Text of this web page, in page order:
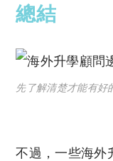
總結
先了解清楚才能有好
不過，一些海外